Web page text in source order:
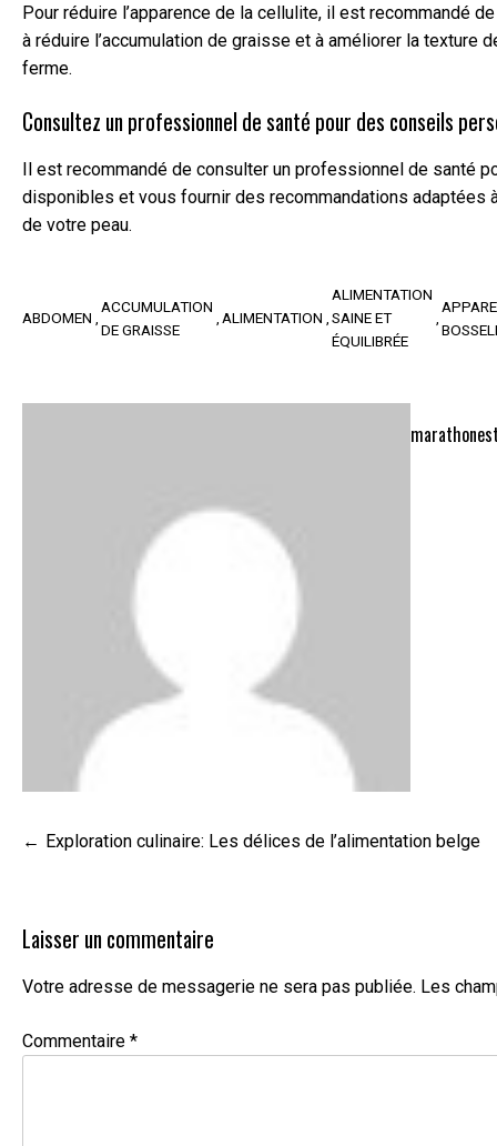
Pour réduire l’apparence de la cellulite, il est recommandé
à réduire l’accumulation de graisse et à améliorer la
ferme.
Consultez un professionnel de santé pour des conseils
Il est recommandé de consulter un professionnel de santé
disponibles et vous fournir des recommandations adaptées
de votre peau.
ABDOMEN
ACCUMULATION
DE GRAISSE
ALIMENTATION
ALIMENTATION
SAINE ET
ÉQUILIBRÉE
Navigation
Exploration culinaire: Les délices de l’alimentation belge
Laisser un commentaire
Votre adresse de messagerie ne sera pas publiée. Les
Commentaire *